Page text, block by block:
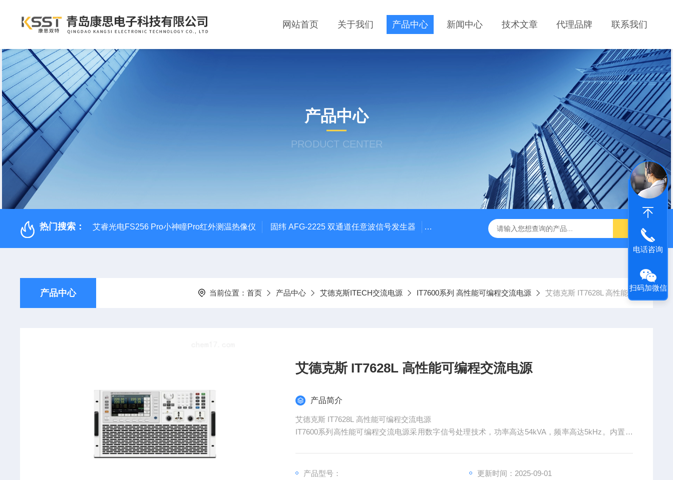
网站首页 关于我们 产品中心 新闻中心 技术文章 代理品牌 联系我们
产品中心
PRODUCT CENTER
热门搜索： 艾睿光电FS256 Pro小神瞳Pro红外测温热像仪 固纬 AFG-2225 双通道任意波信号发生器 APS-7050E 交流电源 固纬 GSP-730 频谱分析仪 艾睿光电
产品中心 当前位置：首页 产品中心 艾德克斯ITECH交流电源 IT7600系列 高性能可编程交流电源 艾德克斯 IT7628L 高性能可编程交流电源
艾德克斯 IT7628L 高性能可编程交流电源
产品简介
艾德克斯 IT7628L 高性能可编程交流电源
IT7600系列高性能可编程交流电源采用数字信号处理技术，功率高达54kVA，频率高达5kHz。内置功
力电子与IEC标准测试的开发和运用等多个领域。
产品型号： 更新时间：2025-09-01
电话咨询
扫码加微信